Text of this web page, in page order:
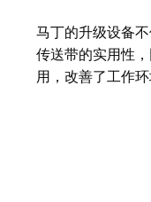
马丁的升级设备
传送带的实用性
用，改善了工作